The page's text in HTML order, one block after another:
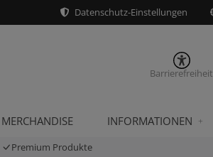
Datenschutz-Einstellungen
Barrierefreiheit
MERCHANDISE INFORMATIONEN
Premium Produkte